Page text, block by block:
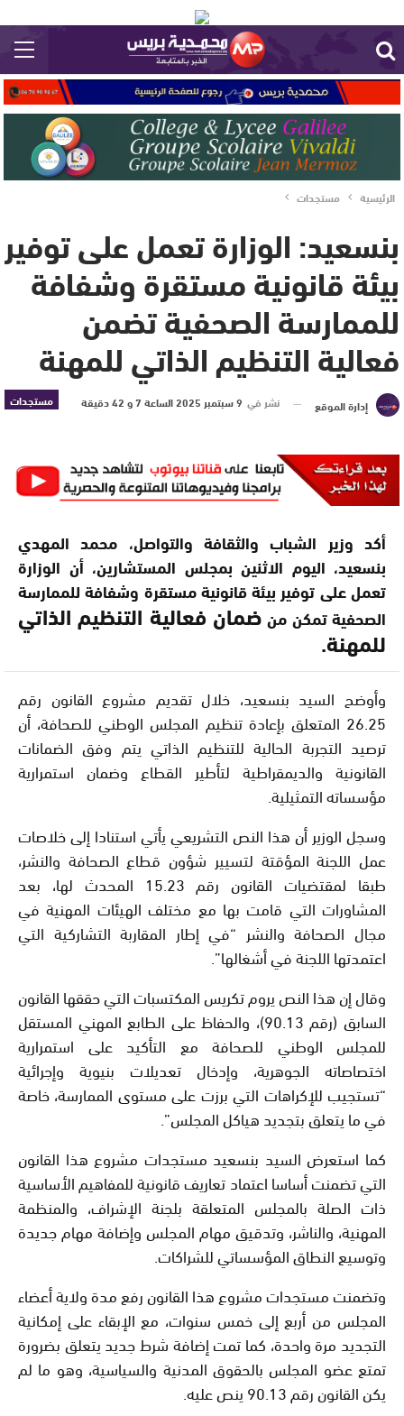
الرئيسية مستجدات
بنسعيد: الوزارة تعمل على توفير
بيئة قانونية مستقرة وشفافة
للممارسة الصحفية تضمن
فعالية التنظيم الذاتي للمهنة
مستجدات إدارة الموقع نشر في 9 سبتمبر 2025 الساعة 7 و 42 دقيقة
أكد وزير الشباب والثقافة والتواصل، محمد المهدي
بنسعيد، اليوم الاثنين بمجلس المستشارين، أن الوزارة
تعمل على توفير بيئة قانونية مستقرة وشفافة للممارسة
الصحفية تمكن منضمان فعالية التنظيم الذاتي
للمهنة.
وأوضح السيد بنسعيد، خلال تقديم مشروع القانون رقم
26.25 المتعلق بإعادة تنظيم المجلس الوطني للصحافة، أن
ترصيد التجربة الحالية للتنظيم الذاتي يتم وفق الضمانات
القانونية والديمقراطية لتأطير القطاع وضمان استمرارية
مؤسساته التمثيلية.
وسجل الوزير أن هذا النص التشريعي يأتي استنادا إلى خلاصات
عمل اللجنة المؤقتة لتسيير شؤون قطاع الصحافة والنشر،
طبقا لمقتضيات القانون رقم 15.23 المحدث لها، بعد
المشاورات التي قامت بها مع مختلف الهيئات المهنية في
مجال الصحافة والنشر “في إطار المقاربة التشاركية التي
اعتمدتها اللجنة في أشغالها”.
وقال إن هذا النص يروم تكريس المكتسبات التي حققها القانون
السابق (رقم 90.13)، والحفاظ على الطابع المهني المستقل
للمجلس الوطني للصحافة مع التأكيد على استمرارية
اختصاصاته الجوهرية، وإدخال تعديلات بنيوية وإجرائية
“تستجيب للإكراهات التي برزت على مستوى الممارسة، خاصة
في ما يتعلق بتجديد هياكل المجلس”.
كما استعرض السيد بنسعيد مستجدات مشروع هذا القانون
التي تضمنت أساسا اعتماد تعاريف قانونية للمفاهيم الأساسية
ذات الصلة بالمجلس المتعلقة بلجنة الإشراف، والمنظمة
المهنية، والناشر، وتدقيق مهام المجلس وإضافة مهام جديدة
وتوسيع النطاق المؤسساتي للشراكات.
وتضمنت مستجدات مشروع هذا القانون رفع مدة ولاية أعضاء
المجلس من أربع إلى خمس سنوات، مع الإبقاء على إمكانية
التجديد مرة واحدة، كما تمت إضافة شرط جديد يتعلق بضرورة
تمتع عضو المجلس بالحقوق المدنية والسياسية، وهو ما لم
يكن القانون رقم 90.13 ينص عليه.